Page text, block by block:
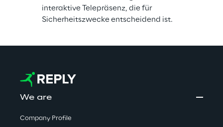
interaktive Telepräsenz, die für
Sicherheitszwecke entscheidend ist.
We are
Company Profile